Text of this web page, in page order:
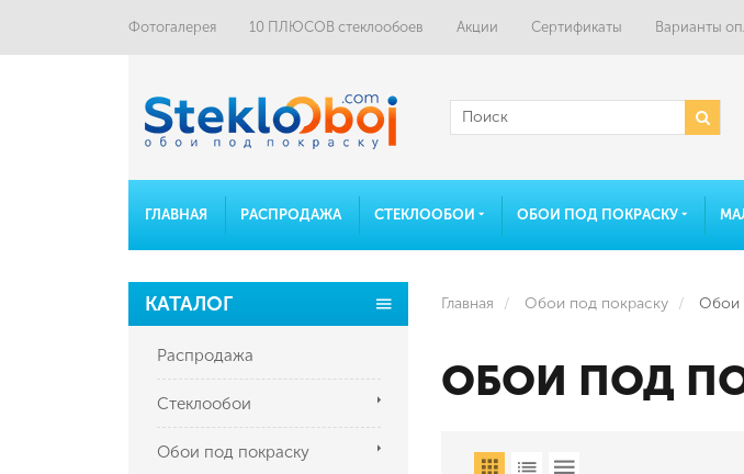
Фотогалерея 10 ПЛЮСОВ стеклообоев Акции Сертификаты Варианты
ГЛАВНАЯ РАСПРОДАЖА СТЕКЛООБОИ ОБОИ ПОД ПОКРАСКУ
КАТАЛОГ
Распродажа
Стеклообои
Обои под покраску
Главная Обои под покраску Обои
ОБОИ ПОД